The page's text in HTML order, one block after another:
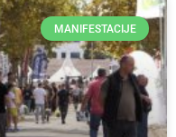
MANIFESTACIJE